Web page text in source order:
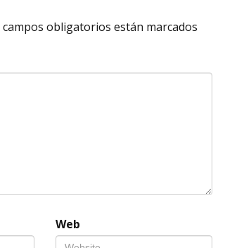
campos obligatorios están marcados
Web